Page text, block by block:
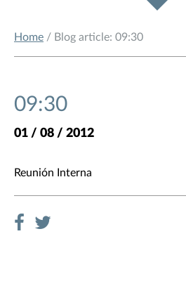
Home / Blog article: 09:30
09:30
01 / 08 / 2012
Reunión Interna